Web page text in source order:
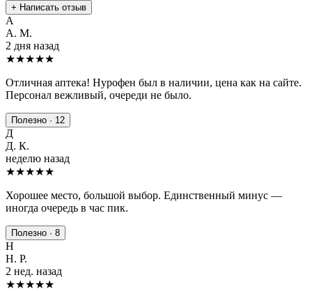
+ Написать отзыв
А
А. М.
2 дня назад
★★★★★
Отличная аптека! Нурофен был в наличии, цена как на сайте.
Персонал вежливый, очереди не было.
Полезно · 12
Д
Д. К.
неделю назад
★★★★★
Хорошее место, большой выбор. Единственный минус —
иногда очередь в час пик.
Полезно · 8
Н
Н. Р.
2 нед. назад
★★★★★